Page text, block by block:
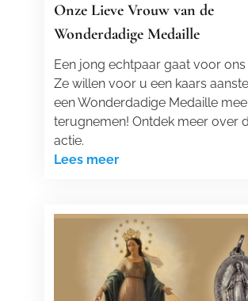
Onze Lieve Vrouw van de
Wonderdadige Medaille
Een jong echtpaar gaat voor
Ze willen voor u een kaars
een Wonderdadige Medaille mee
terugnemen! Ontdek meer over
actie.
Lees meer